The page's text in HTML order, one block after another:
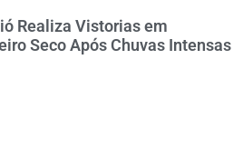
Realiza Vistorias em
Seco Após Chuvas Intensas